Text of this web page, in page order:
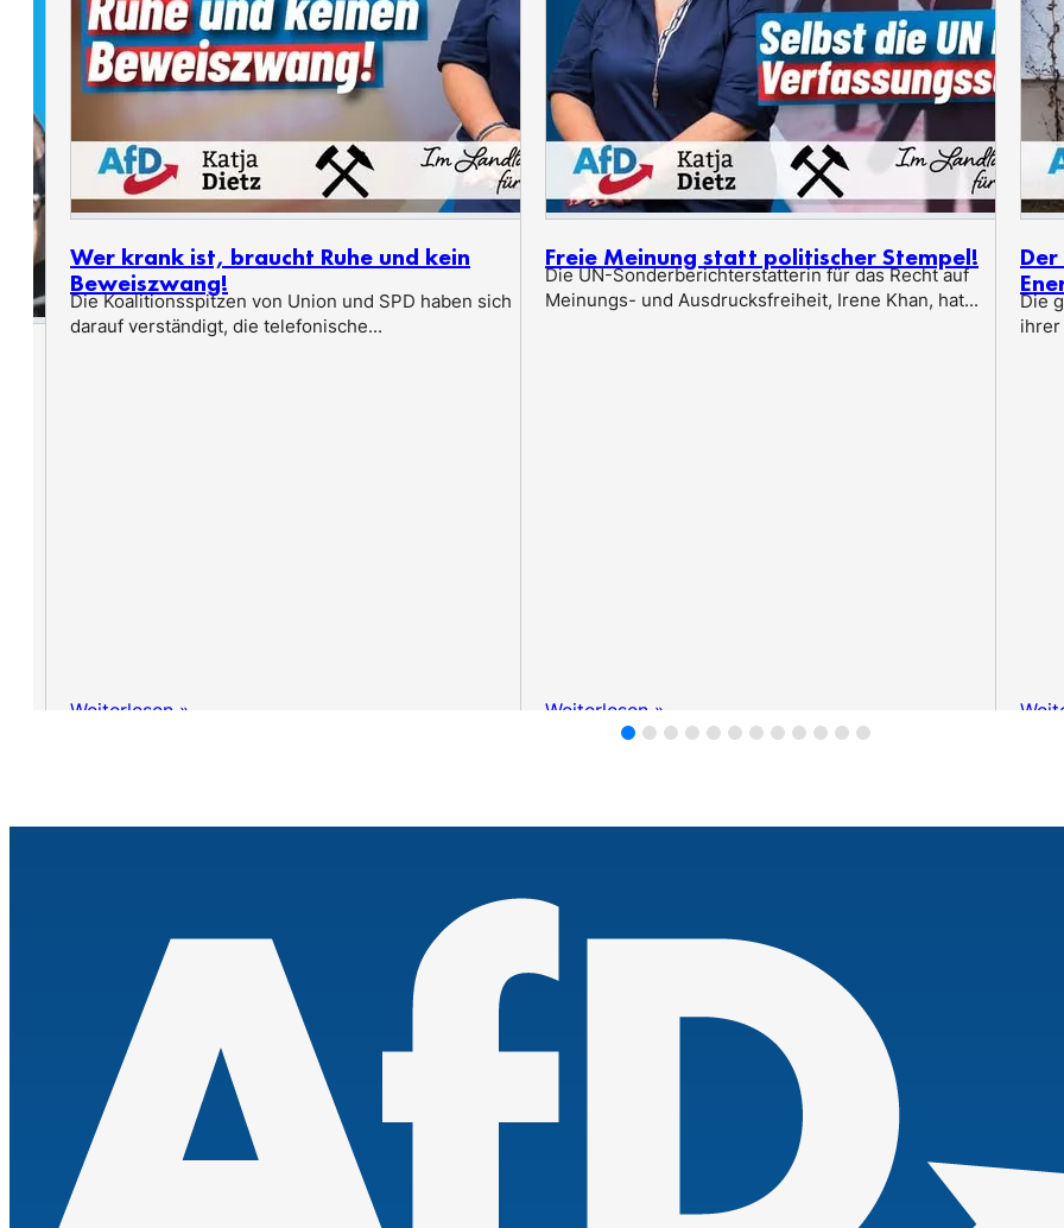
Wer krank ist, braucht Ruhe und kein
Beweiszwang!
Die Koalitionsspitzen von Union und SPD haben sich
darauf verständigt, die telefonische...
Weiterlesen »
Freie Meinung statt politischer Stempel!
Die UN-Sonderberichterstatterin für das Recht auf
Meinungs- und Ausdrucksfreiheit, Irene Khan, hat...
Weiterlesen »
Die
ihrer